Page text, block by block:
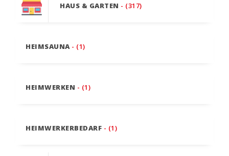
HAUS & GARTEN - (317)
HEIMSAUNA - (1)
HEIMWERKEN - (1)
HEIMWERKERBEDARF - (1)